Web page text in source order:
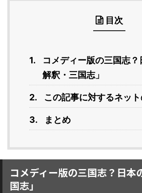
目次
コメディー版の三国志
解釈・三国志」
この記事に対するネッ
まとめ
コメディー版の三国志？日本
国志」